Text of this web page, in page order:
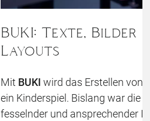
BUKI: Texte, Bilder
Layouts
Mit BUKI wird das Erstellen von
ein Kinderspiel. Bislang war die
fesselnder und ansprechender